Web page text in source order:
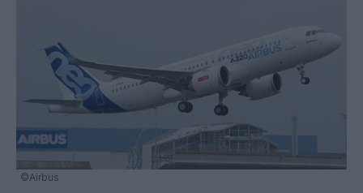
©Airbus